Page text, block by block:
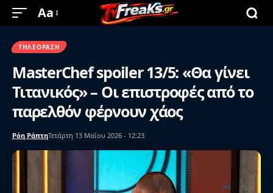
Aa
ΤΗΛΕΌΡΑΣΗ
MasterChef spoiler 13/5: «Θα γίνει
Τιτανικός» – Οι επιστροφές από το
παρελθόν φέρνουν χάος
Ρόη ΡάπτηΤετάρτη 13 Μαΐου 2026 - 12:23